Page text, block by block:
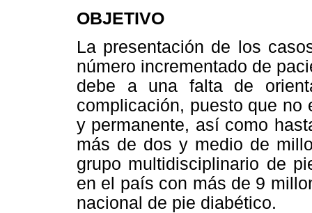
OBJETIVO
La presentación de los
número incrementado de
debe a una falta de
complicación, puesto que no
y permanente, así como
más de dos y medio de
grupo multidisciplinario de
en el país con más de 9
nacional de pie diabético.